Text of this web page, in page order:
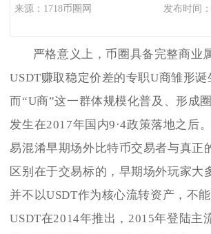
来源：1718币圈网 发布时间
严格意义上，币圈具备完整商业
USDT赚取稳定价差的专职U商雏形诞
而“U商”这一群体规模化普及、形成
发生在2017年国内9·4政策落地之后
易混淆早期场外比特币交易者与真正
区别在于交易标的，早期场外玩家大
并不以USDT作为核心流转资产，不能
USDT在2014年推出，2015年登陆主